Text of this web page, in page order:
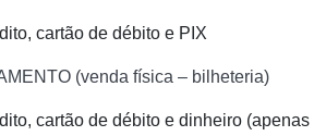
cartão de débito e PIX
(venda física – bilheteria)
cartão de débito e dinheiro (apenas